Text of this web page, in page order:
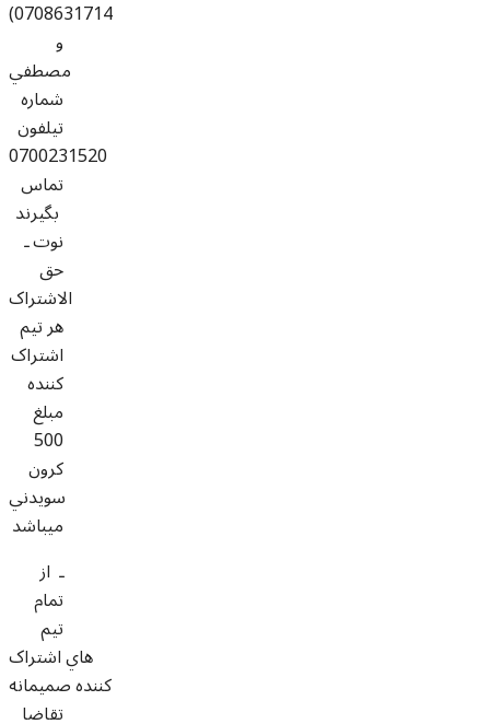
0708631714)
و
مصطفي
شماره
تيلفون
0700231520
تماس
نوت ـ
حق
الاشتراک
هر تيم
اشتراک
کننده
مبلغ
500
کرون
سويدني
ميباشد
ـ از
تمام
تيم
هاي اشتراک
کننده صميمانه
تقاضا